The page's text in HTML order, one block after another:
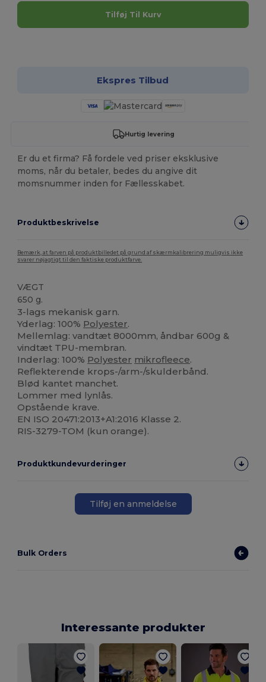
Tilføj Til Kurv
Ekspres Tilbud
Hurtig levering
Er du et firma? Få fordele ved priser eksklusive
moms, når du betaler, bedes du angive dit
momsnummer inden for Fællesskabet.
Produktbeskrivelse
Bemærk, at farven på produktbilledet på grund af skærmkalibrering muligvis ikke
svarer nøjagtigt til den faktiske produktfarve.
VÆGT
650 g.
3-lags mekanisk garn.
Yderlag: 100% Polyester.
Mellemlag: vandtæt 8000mm, åndbar 600g &
vindtæt TPU-membran.
Inderlag: 100% Polyester mikrofleece.
Reflekterende krops-/arm-/skulderbånd.
Blød kantet manchet.
Lommer med lynlås.
Opstående krave.
EN ISO 20471:2013+A1:2016 Klasse 2.
RIS-3279-TOM (kun orange).
Produktkundevurderinger
Tilføj en anmeldelse
Bulk Orders
Interessante produkter